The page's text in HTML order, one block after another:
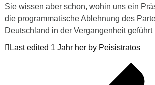
Sie wissen aber schon, wohin uns ein
die programmatische Ablehnung des
Deutschland in der Vergangenheit geführt
Last edited 1 Jahr her by Peisistratos